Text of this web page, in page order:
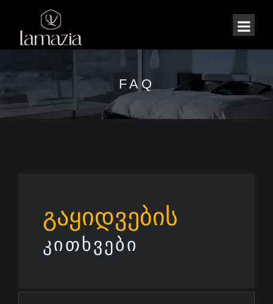
FAQ
გაყიდვების
ᲙᲘᲗᲮᲕᲔᲑᲘ